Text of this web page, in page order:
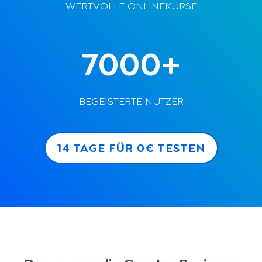
WERTVOLLE ONLINEKURSE
7000+
BEGEISTERTE NUTZER
14 TAGE FÜR 0€ TESTEN